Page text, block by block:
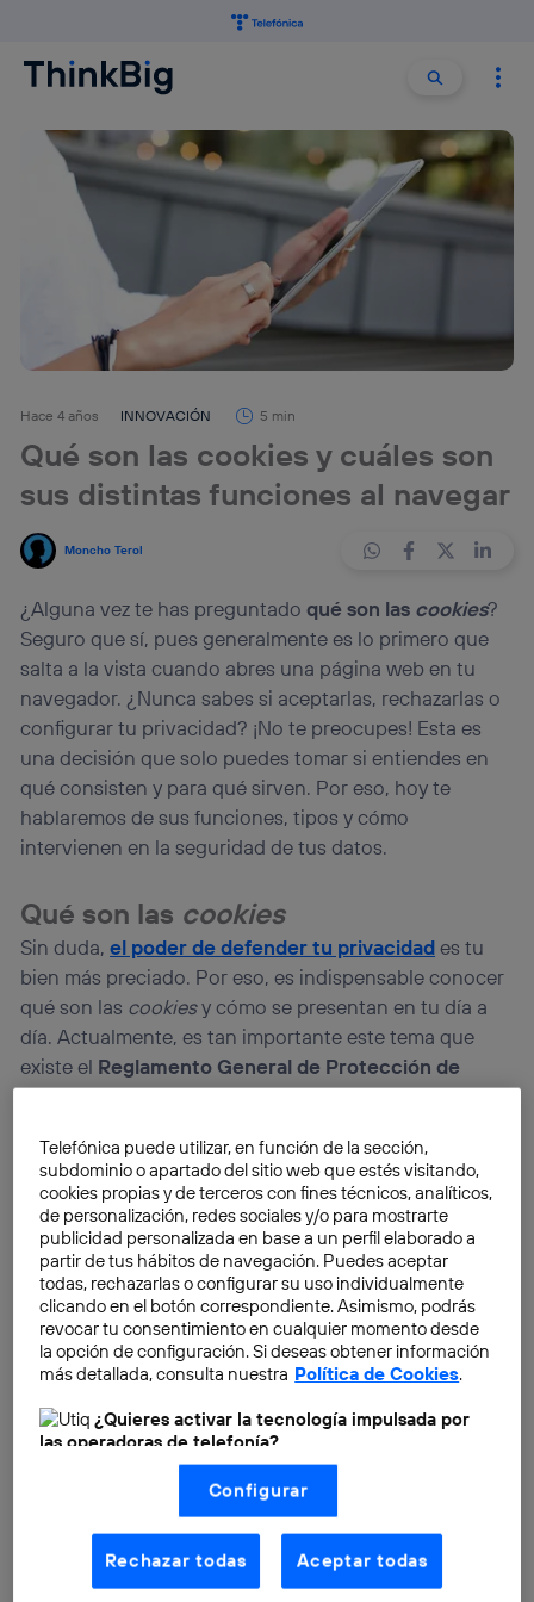
Buscar
Hace 4 años INNOVACIÓN 5 min
Qué son las cookies y cuáles son
sus distintas funciones al navegar
Moncho Terol
¿Alguna vez te has preguntadoqué son las cookies?
Seguro que sí, pues generalmente es lo primero que
salta a la vista cuando abres una página web en tu
navegador. ¿Nunca sabes si aceptarlas, rechazarlas o
configurar tu privacidad? ¡No te preocupes! Esta es
una decisión que solo puedes tomar si entiendes en
qué consisten y para qué sirven. Por eso, hoy te
hablaremos de sus funciones, tipos y cómo
intervienen en la seguridad de tus datos.
Qué son las cookies
Sin duda,el poder de defender tu privacidades tu
bien más preciado. Por eso, es indispensable conocer
qué son las cookiesy cómo se presentan en tu día a
día. Actualmente, es tan importante este tema que
existe el Reglamento General de Protección de
Datosde la Unión Europea o GDPR 2018; siendo la
esta normativa.
Telefónica puede utilizar, en función de la sección,
subdominio o apartado del sitio web que estés visitando,
cookies propias y de terceros con fines técnicos, analíticos,
de personalización, redes sociales y/o para mostrarte
publicidad personalizada en base a un perfil elaborado a
partir de tus hábitos de navegación. Puedes aceptar
todas, rechazarlas o configurar su uso individualmente
clicando en el botón correspondiente. Asimismo, podrás
revocar tu consentimiento en cualquier momento desde
la opción de configuración. Si deseas obtener información
más detallada, consulta nuestra Política de Cookies.
¿Quieres activar la tecnología impulsada por
las operadoras de telefonía?
Nosotros, Telefónica S.A., utilizamos la tecnología Utiq para
realizar nuestras acciones de marketing digital o análisis
(como se describe en este aviso de consentimiento)
basadas en tu navegación en nuestra(s) web(s)
aquí(solo cuando utilizas una conexión a
internet habilitada , proporcionada por una de las
operadoras de telefonía participantes, y otorgas tu
Configurar
Rechazar todas Aceptar todas